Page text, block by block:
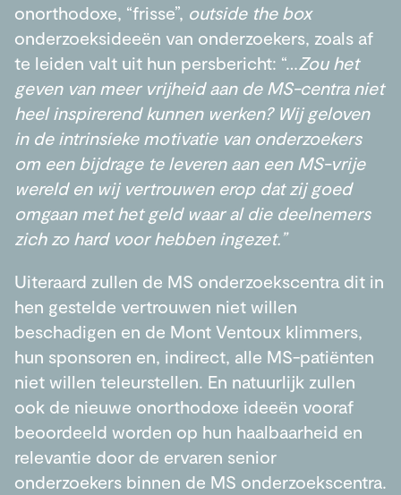
onorthodoxe, “frisse”, outside the box
onderzoeksideeën van onderzoekers, zoals af
te leiden valt uit hun persbericht: “…Zou het
geven van meer vrijheid aan de MS-centra niet
heel inspirerend kunnen werken? Wij geloven
in de intrinsieke motivatie van onderzoekers
om een bijdrage te leveren aan een MS-vrije
wereld en wij vertrouwen erop dat zij goed
omgaan met het geld waar al die deelnemers
zich zo hard voor hebben ingezet.”
Uiteraard zullen de MS onderzoekscentra dit in
hen gestelde vertrouwen niet willen
beschadigen en de Mont Ventoux klimmers,
hun sponsoren en, indirect, alle MS-patiënten
niet willen teleurstellen. En natuurlijk zullen
ook de nieuwe onorthodoxe ideeën vooraf
beoordeeld worden op hun haalbaarheid en
relevantie door de ervaren senior
onderzoekers binnen de MS onderzoekscentra.